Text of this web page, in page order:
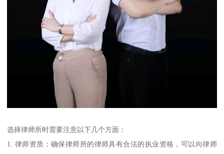
选择律师所时需要注意以下几个方面：
1. 律师资质：确保律师所的律师具有合法的执业资格，可以向律师